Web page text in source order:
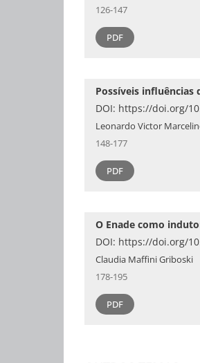
126-147
PDF
Possíveis influências
DOI: https://doi.org/
Leonardo Victor
148-177
PDF
O Enade como
DOI: https://doi.org/
Claudia Maffini Griboski
178-195
PDF